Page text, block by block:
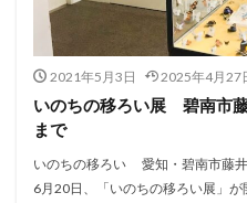
2021年5月3日 2025年4月27
いのちの移ろい展 碧南市
まで
いのちの移ろい 愛知・碧南市藤
6月20日、「いのちの移ろい展」